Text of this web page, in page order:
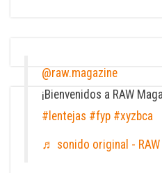
@raw.magazine
¡Bienvenidos a RAW
#lentejas #fyp #xyzbca
♬ sonido original - RAW